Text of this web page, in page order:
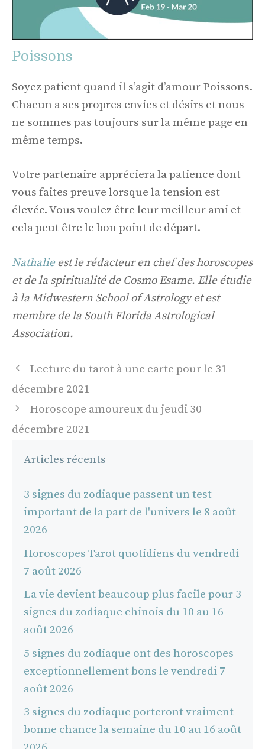
Poissons
Soyez patient quand il s’agit d’amour Poissons.
Chacun a ses propres envies et désirs et nous
ne sommes pas toujours sur la même page en
même temps.
Votre partenaire appréciera la patience dont
vous faites preuve lorsque la tension est
élevée. Vous voulez être leur meilleur ami et
cela peut être le bon point de départ.
Nathalieest le rédacteur en chef des horoscopes
et de la spiritualité de Cosmo Esame. Elle étudie
à la Midwestern School of Astrology et est
membre de la South Florida Astrological
Association.
Navigation
des
Lecture du tarot à une carte pour le 31
décembre 2021
Horoscope amoureux du jeudi 30
décembre 2021
Articles récents
3 signes du zodiaque passent un test
important de la part de l'univers le 8 août
2026
Horoscopes Tarot quotidiens du vendredi
7 août 2026
La vie devient beaucoup plus facile pour 3
signes du zodiaque chinois du 10 au 16
août 2026
5 signes du zodiaque ont des horoscopes
exceptionnellement bons le vendredi 7
août 2026
3 signes du zodiaque porteront vraiment
bonne chance la semaine du 10 au 16 août